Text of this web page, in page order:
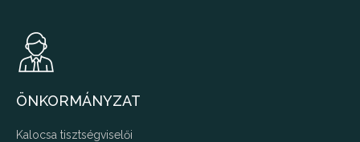
ÖNKORMÁNYZAT
Kalocsa tisztségviselői